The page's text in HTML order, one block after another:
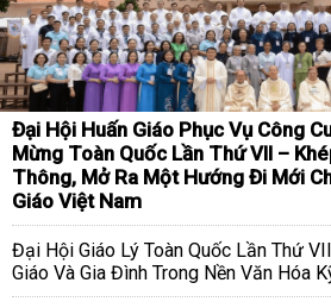
Đại Hội Huấn Giáo Phục Vụ Công
Mừng Toàn Quốc Lần Thứ VII –
Thông, Mở Ra Một Hướng Đi Mới
Giáo Việt Nam
Đại Hội Giáo Lý Toàn Quốc Lần Thứ
Giáo Và Gia Đình Trong Nền Văn Hóa